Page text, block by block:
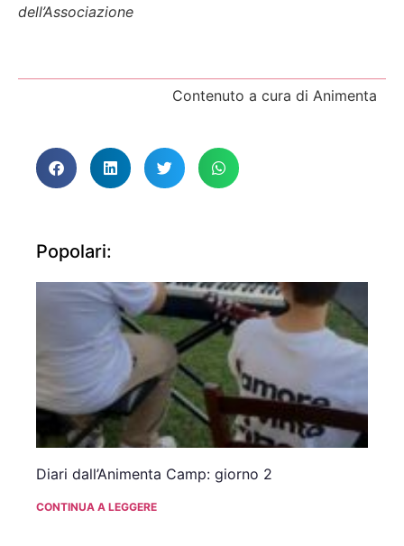
dell’Associazione
Contenuto a cura di Animenta
Popolari:
Diari dall’Animenta Camp: giorno 2
CONTINUA A LEGGERE